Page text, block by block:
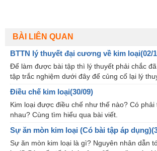
BÀI LIÊN QUAN
BTTN lý thuyết đại cương về kim loại(02/
Để làm được bài tập thì lý thuyết phải chắc
tập trắc nghiệm dưới đây để củng cố lại lý
Điều chế kim loại(30/09)
Kim loại được điều chế như thế nào? Có phải
nhau? Cùng tìm hiểu qua bài viết.
Sự ăn mòn kim loại (Có bài tập áp
Sự ăn mòn kim loại là gì? Nguyên nhân dẫn